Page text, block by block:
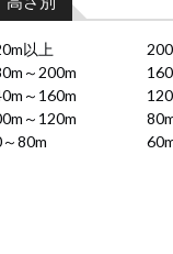
以上
～200m
～160m
～120m
80m